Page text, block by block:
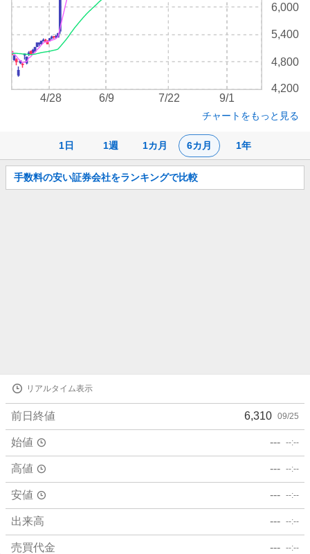
1日 1週 1カ月 6カ月 1年
4,200
4,800
5,400
6,000
4/28 6/9 7/22 9/1
チャートをもっと見る
お
知
手数料の安い証券会社をランキングで比較
リアルタイム表示
前日終値 6,310 09/25
始値 --- --:--
高値 --- --:--
安値 --- --:--
出来高 --- --:--
売買代金 --- --:--